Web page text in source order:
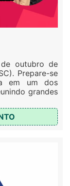
outubro de
Prepare-se
em um dos
grandes